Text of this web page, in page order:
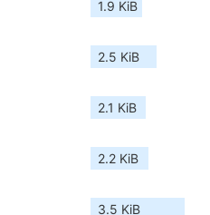
1.9 KiB
2.5 KiB
2.1 KiB
2.2 KiB
3.5 KiB